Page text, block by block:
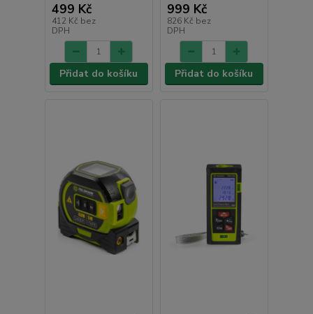
499 Kč
412 Kč bez
DPH
Přidat do košíku
999 Kč
826 Kč bez
DPH
Přidat do košíku